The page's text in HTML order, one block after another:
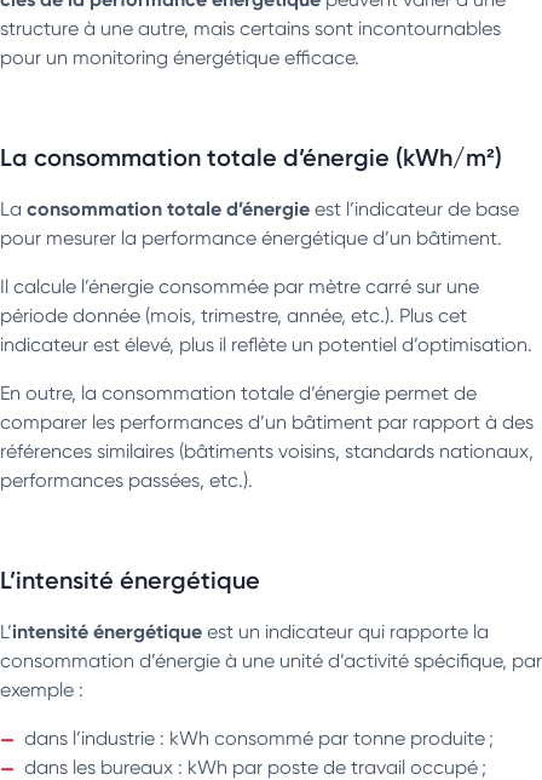
structure à une autre, mais certains sont incontournables
pour un monitoring énergétique efficace.
La consommation totale d’énergie (kWh/m²)
La consommation totale d’énergie est l’indicateur de base
pour mesurer la performance énergétique d’un bâtiment.
Il calcule l’énergie consommée par mètre carré sur une
période donnée (mois, trimestre, année, etc.). Plus cet
indicateur est élevé, plus il reflète un potentiel d’optimisation.
En outre, la consommation totale d’énergie permet de
comparer les performances d’un bâtiment par rapport à des
références similaires (bâtiments voisins, standards nationaux,
performances passées, etc.).
L’intensité énergétique
L’intensité énergétique est un indicateur qui rapporte la
consommation d’énergie à une unité d’activité spécifique, par
exemple :
dans l’industrie : kWh consommé par tonne produite ;
dans les bureaux : kWh par poste de travail occupé ;